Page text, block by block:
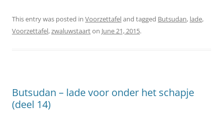
This entry was posted in Voorzettafeland tagged Butsudan, lade,
Voorzettafel,zwaluwstaarton June 21, 2015.
Butsudan – lade voor onder het schapje
(deel 14)